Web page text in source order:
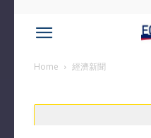
Home 經濟新聞